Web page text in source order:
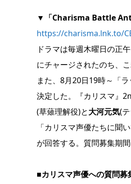
▼「Charisma Battle
https://charisma.lnk.to/
ドラマは毎週木曜日の正
にチャージされたのち、
また、8月20日19時～「
決定した。『カリスマ』
(草薙理解役)と大河元気(
「カリスマ声優たちに聞
が回答する。質問募集期
■カリスマ声優への質問募